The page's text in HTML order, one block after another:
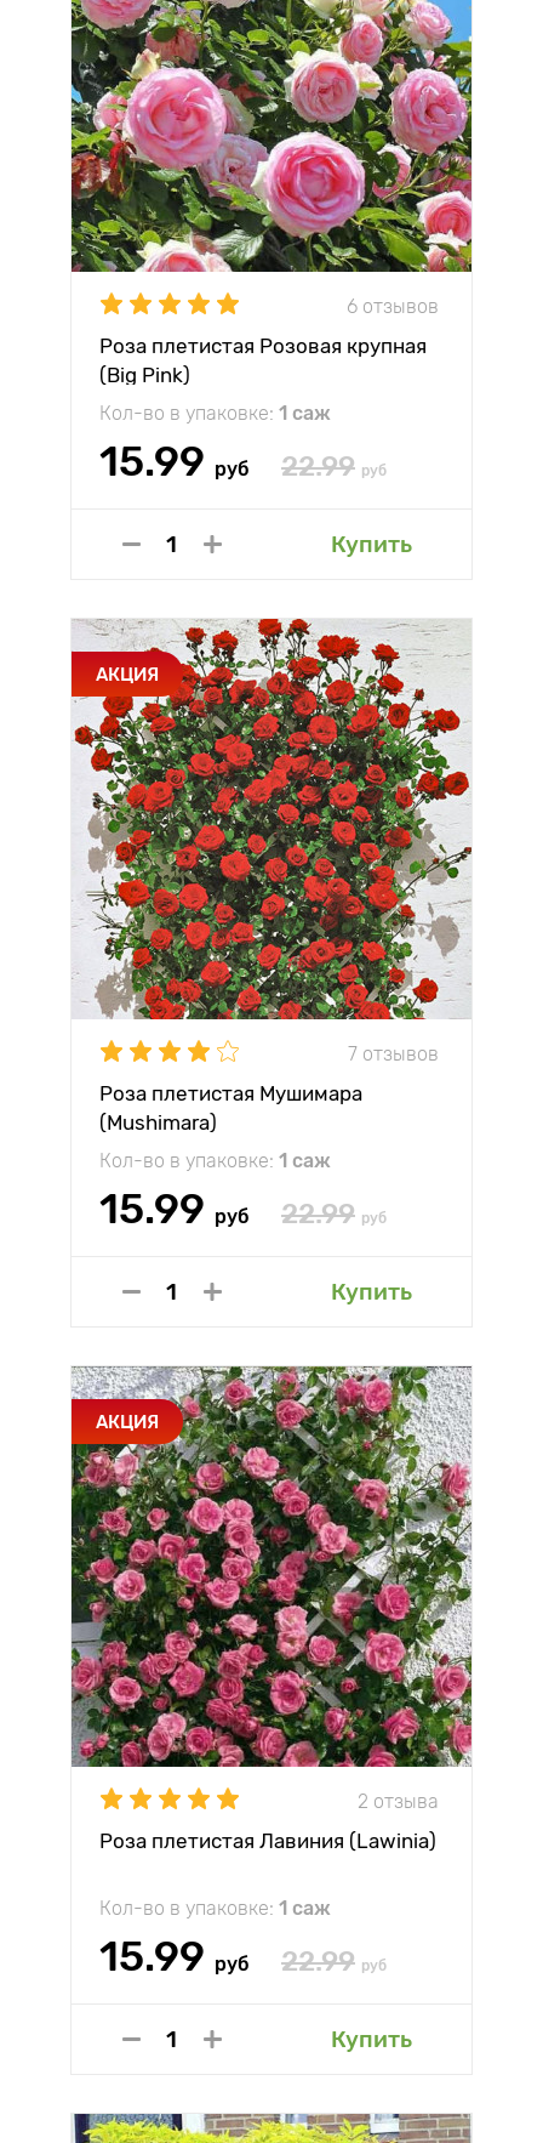
6 отзывов
Роза плетистая Розовая крупная
(Big Pink)
Кол-во в упаковке: 1 саж
15.99 руб 22.99 руб
Купить
АКЦИЯ
7 отзывов
Роза плетистая Мушимара
(Mushimara)
Кол-во в упаковке: 1 саж
15.99 руб 22.99 руб
Купить
АКЦИЯ
2 отзыва
Роза плетистая Лавиния (Lawinia)
Кол-во в упаковке: 1 саж
15.99 руб 22.99 руб
Купить